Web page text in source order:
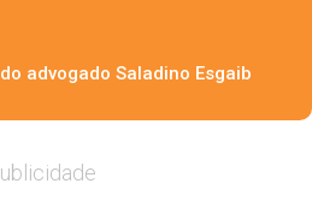
advogado Saladino Esgaib